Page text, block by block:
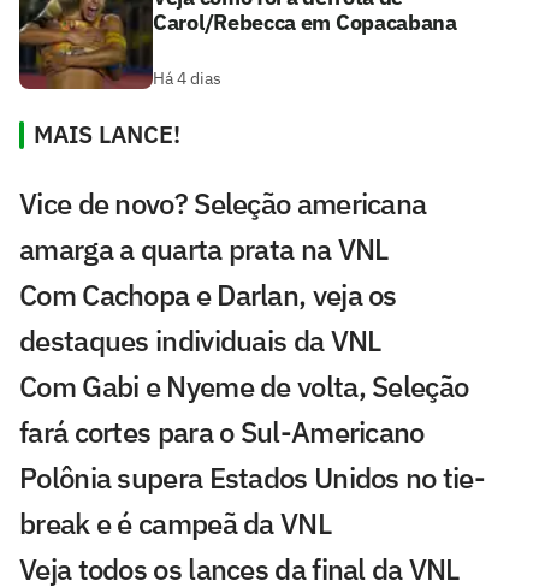
Carol/Rebecca em Copacabana
Há 4 dias
MAIS LANCE!
Vice de novo? Seleção americana
amarga a quarta prata na VNL
Com Cachopa e Darlan, veja os
destaques individuais da VNL
Com Gabi e Nyeme de volta, Seleção
fará cortes para o Sul-Americano
Polônia supera Estados Unidos no tie-
break e é campeã da VNL
Veja todos os lances da final da VNL